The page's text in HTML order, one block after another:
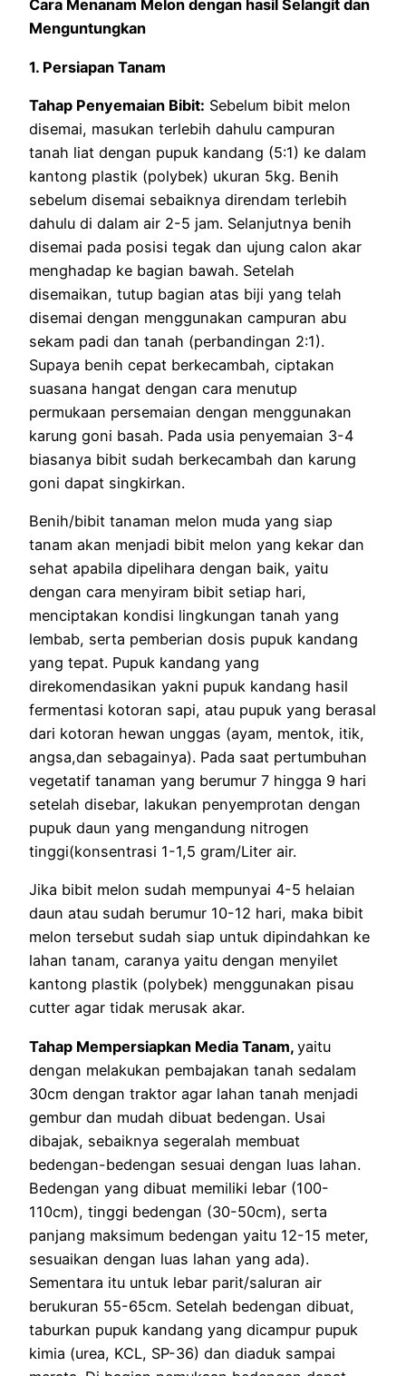
Cara Menanam Melon dengan hasil Selangit dan
Menguntungkan
1. Persiapan Tanam
Tahap Penyemaian Bibit: Sebelum bibit melon
disemai, masukan terlebih dahulu campuran
tanah liat dengan pupuk kandang (5:1) ke dalam
kantong plastik (polybek) ukuran 5kg. Benih
sebelum disemai sebaiknya direndam terlebih
dahulu di dalam air 2-5 jam. Selanjutnya benih
disemai pada posisi tegak dan ujung calon akar
menghadap ke bagian bawah. Setelah
disemaikan, tutup bagian atas biji yang telah
disemai dengan menggunakan campuran abu
sekam padi dan tanah (perbandingan 2:1).
Supaya benih cepat berkecambah, ciptakan
suasana hangat dengan cara menutup
permukaan persemaian dengan menggunakan
karung goni basah. Pada usia penyemaian 3-4
biasanya bibit sudah berkecambah dan karung
goni dapat singkirkan.
Benih/bibit tanaman melon muda yang siap
tanam akan menjadi bibit melon yang kekar dan
sehat apabila dipelihara dengan baik, yaitu
dengan cara menyiram bibit setiap hari,
menciptakan kondisi lingkungan tanah yang
lembab, serta pemberian dosis pupuk kandang
yang tepat. Pupuk kandang yang
direkomendasikan yakni pupuk kandang hasil
fermentasi kotoran sapi, atau pupuk yang berasal
dari kotoran hewan unggas (ayam, mentok, itik,
angsa,dan sebagainya). Pada saat pertumbuhan
vegetatif tanaman yang berumur 7 hingga 9 hari
setelah disebar, lakukan penyemprotan dengan
pupuk daun yang mengandung nitrogen
tinggi(konsentrasi 1-1,5 gram/Liter air.
Jika bibit melon sudah mempunyai 4-5 helaian
daun atau sudah berumur 10-12 hari, maka bibit
melon tersebut sudah siap untuk dipindahkan ke
lahan tanam, caranya yaitu dengan menyilet
kantong plastik (polybek) menggunakan pisau
cutter agar tidak merusak akar.
Tahap Mempersiapkan Media Tanam, yaitu
dengan melakukan pembajakan tanah sedalam
30cm dengan traktor agar lahan tanah menjadi
gembur dan mudah dibuat bedengan. Usai
dibajak, sebaiknya segeralah membuat
bedengan-bedengan sesuai dengan luas lahan.
Bedengan yang dibuat memiliki lebar (100-
110cm), tinggi bedengan (30-50cm), serta
panjang maksimum bedengan yaitu 12-15 meter,
sesuaikan dengan luas lahan yang ada).
Sementara itu untuk lebar parit/saluran air
berukuran 55-65cm. Setelah bedengan dibuat,
taburkan pupuk kandang yang dicampur pupuk
kimia (urea, KCL, SP-36) dan diaduk sampai